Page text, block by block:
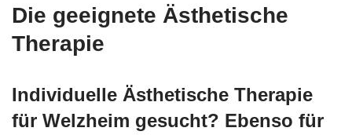
Die geeignete Ästhetische
Therapie
Individuelle Ästhetische Therapie
für Welzheim gesucht? Ebenso für